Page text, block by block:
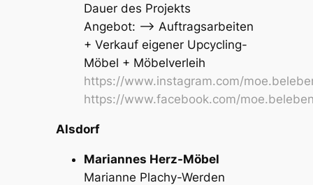
Dauer des Projekts
Angebot: –> Auftragsarbeiten
+ Verkauf eigener Upcycling-
Möbel + Möbelverleih
https://www.instagram.com/
https://www.facebook.com/
Alsdorf
Mariannes Herz-Möbel
Marianne Plachy-Werden